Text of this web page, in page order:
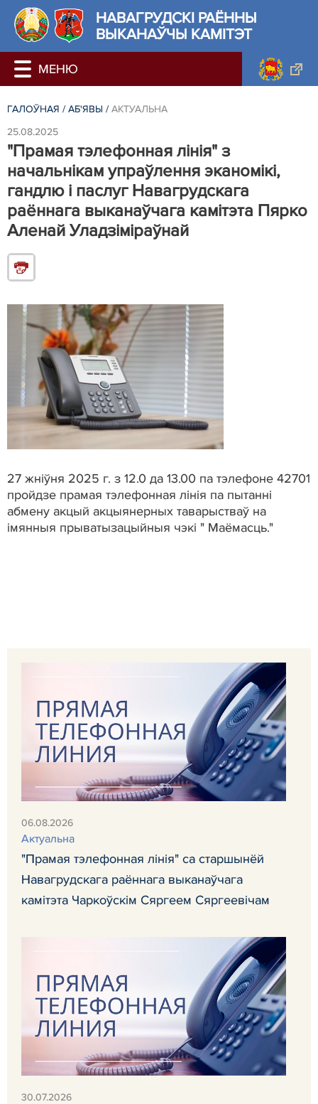
НАВАГРУДСКІ РАЁННЫ
ВЫКАНАЎЧЫ КАМІТЭТ
ГАЛОЎНАЯ / АБ'ЯВЫ / АКТУАЛЬНА
25.08.2025
"Прамая тэлефонная лінія" з
начальнікам упраўлення эканомікі,
гандлю і паслуг Навагрудскага
раённага выканаўчага камітэта Пярко
Аленай Уладзіміраўнай
27 жніўня 2025 г. з 12.0 да 13.00 па тэлефоне 42701
пройдзе прамая тэлефонная лінія па пытанні
абмену акцый акцыянерных таварыстваў на
імянныя прыватызацыйныя чэкі " Маёмасць."
06.08.2026
Актуальна
"Прамая тэлефонная лінія" са старшынёй
Навагрудскага раённага выканаўчага
камітэта Чаркоўскім Сяргеем Сяргеевічам
30.07.2026